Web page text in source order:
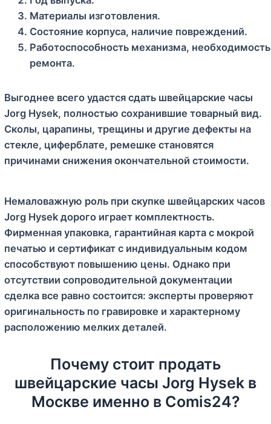
Материалы изготовления.
Состояние корпуса, наличие повреждений.
Работоспособность механизма, необходимость
ремонта.
Выгоднее всего удастся сдать швейцарские часы
Jorg Hysek, полностью сохранившие товарный вид.
Сколы, царапины, трещины и другие дефекты на
стекле, циферблате, ремешке становятся
причинами снижения окончательной стоимости.
Немаловажную роль при скупке швейцарских часов
Jorg Hysek дорого играет комплектность.
Фирменная упаковка, гарантийная карта с мокрой
печатью и сертификат с индивидуальным кодом
способствуют повышению цены. Однако при
отсутствии сопроводительной документации
сделка все равно состоится: эксперты проверяют
оригинальность по гравировке и характерному
расположению мелких деталей.
Почему стоит продать
швейцарские часы Jorg Hysek в
Москве именно в Comis24?